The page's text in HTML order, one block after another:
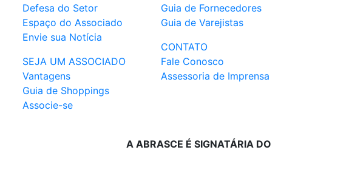
Defesa do Setor
Espaço do Associado
Envie sua Notícia
SEJA UM ASSOCIADO
Vantagens
Guia de Shoppings
Associe-se
Guia de Fornecedores
Guia de Varejistas
CONTATO
Fale Conosco
Assessoria de Imprensa
A ABRASCE É SIGNATÁRIA DO